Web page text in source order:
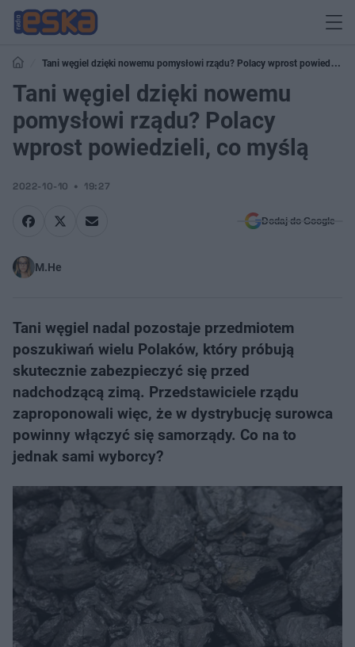
Tani węgiel dzięki nowemu pomysłowi rządu? Polacy wprost powiedzieli,
co myślą
Tani węgiel dzięki nowemu
pomysłowi rządu? Polacy
wprost powiedzieli, co myślą
2022-10-10 19:27
Dodaj do Google
M.He
Tani węgiel nadal pozostaje przedmiotem
poszukiwań wielu Polaków, który próbują
skutecznie zabezpieczyć się przed
nadchodzącą zimą. Przedstawiciele rządu
zaproponowali więc, że w dystrybucję surowca
powinny włączyć się samorządy. Co na to
jednak sami wyborcy?